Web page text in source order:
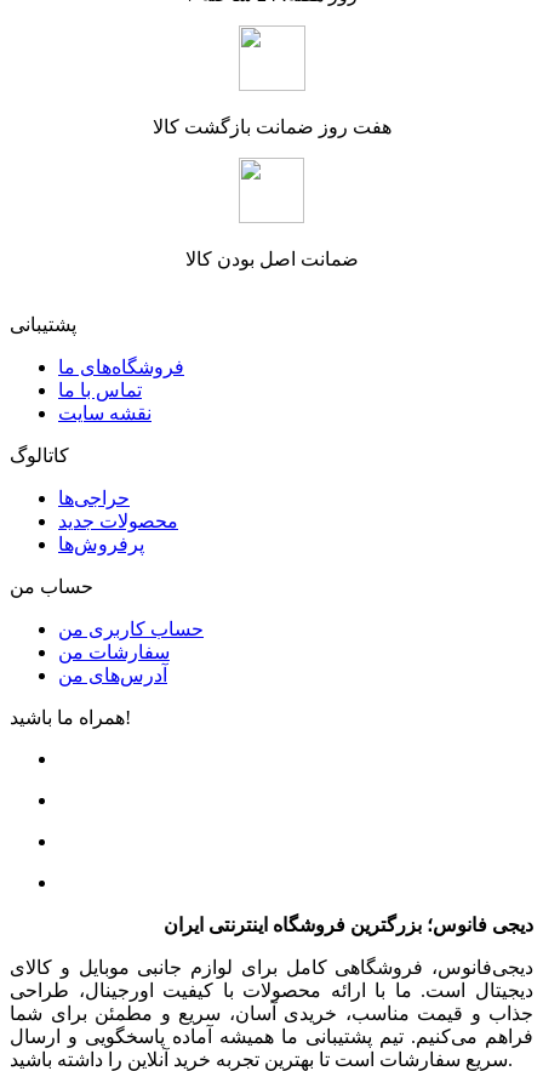
هفت روز ضمانت بازگشت کالا
ضمانت اصل بودن کالا
پشتیبانی
فروشگاه‌های ما
تماس با ما
نقشه سایت
کاتالوگ
حراجی‌ها
محصولات جدید
پرفروش‌ها
حساب من
حساب کاربری من
سفارشات من
آدرس‌های من
همراه ما باشید!
دیجی فانوس؛ بزرگترین فروشگاه اینترنتی ایران
دیجی‌فانوس، فروشگاهی کامل برای لوازم جانبی موبایل و کالای
دیجیتال است. ما با ارائه محصولات با کیفیت اورجینال، طراحی
جذاب و قیمت مناسب، خریدی آسان، سریع و مطمئن برای شما
فراهم می‌کنیم. تیم پشتیبانی ما همیشه آماده پاسخگویی و ارسال
سریع سفارشات است تا بهترین تجربه خرید آنلاین را داشته باشید.